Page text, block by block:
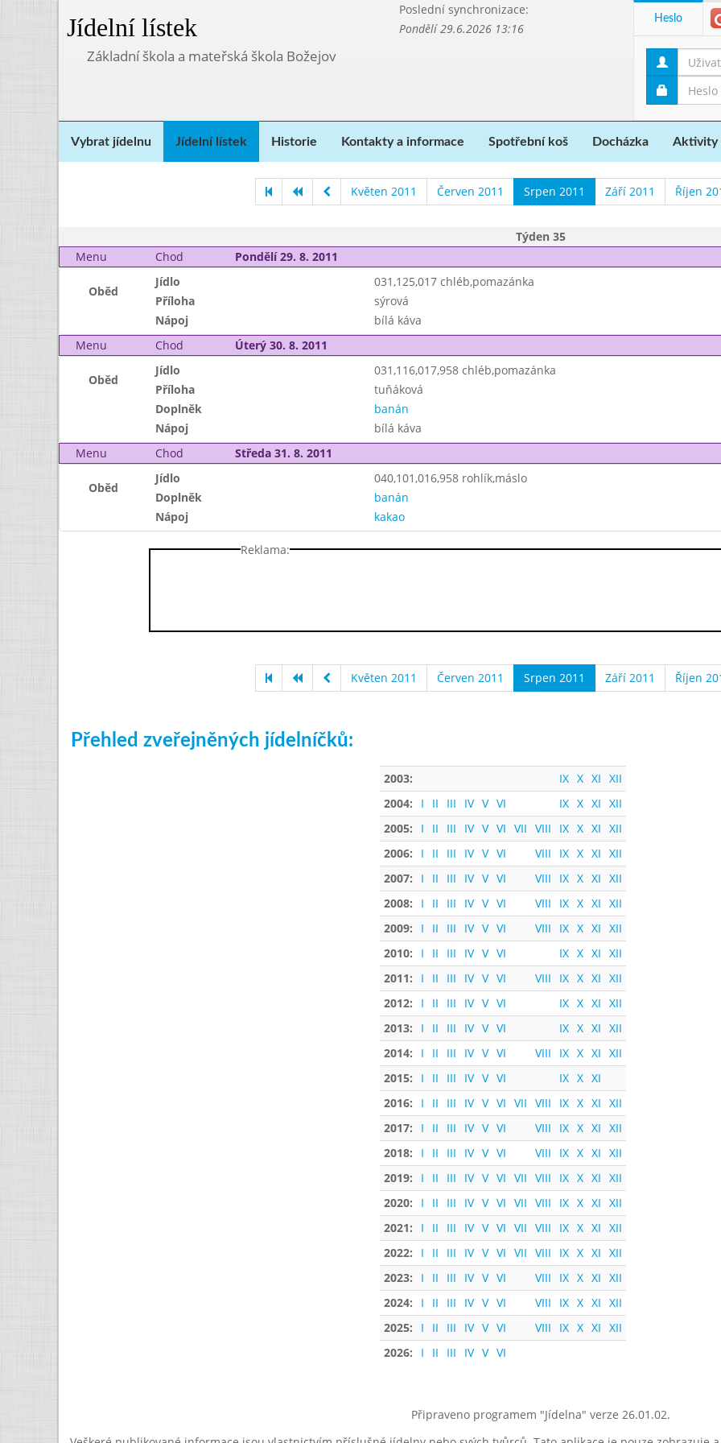
Jídelní lístek
Poslední synchronizace:
Pondělí 29.6.2026 13:16
Základní škola a mateřská škola Božejov
Heslo
Vybrat jídelnu Jídelní lístek Historie Kontakty a informace Spotřební koš Docházka Aktivity
Květen 2011 Červen 2011 Srpen 2011 Září 2011 Říjen
Týden 35
Menu
Chod Pondělí 29. 8. 2011
Oběd
Jídlo
031,125,017 chléb,pomazánka
Příloha
sýrová
Nápoj
bílá káva
Menu
Chod Úterý 30. 8. 2011
Oběd
Jídlo
031,116,017,958 chléb,pomazánka
Příloha
tuňáková
Doplněk
banán
Nápoj
bílá káva
Menu
Chod Středa 31. 8. 2011
Oběd
Jídlo
040,101,016,958 rohlík,máslo
Doplněk
banán
Nápoj
kakao
Reklama:
Květen 2011 Červen 2011 Srpen 2011 Září 2011 Říjen
Přehled zveřejněných jídelníčků:
2003: IX X XI XII
2004:
I II III IV V VI IX X XI XII
2005:
I II III IV V VI VII VIII IX X XI XII
2006:
I II III IV V VI VIII IX X XI XII
2007:
I II III IV V VI VIII IX X XI XII
2008:
I II III IV V VI VIII IX X XI XII
2009:
I II III IV V VI VIII IX X XI XII
2010:
I II III IV V VI IX X XI XII
2011:
I II III IV V VI VIII IX X XI XII
2012:
I II III IV V VI IX X XI XII
2013:
I II III IV V VI IX X XI XII
2014:
I II III IV V VI VIII IX X XI XII
2015:
I II III IV V VI IX X XI
2016:
I II III IV V VI VII VIII IX X XI XII
2017:
I II III IV V VI VIII IX X XI XII
2018:
I II III IV V VI VIII IX X XI XII
2019:
I II III IV V VI VII VIII IX X XI XII
2020:
I II III IV V VI VII VIII IX X XI XII
2021:
I II III IV V VI VII VIII IX X XI XII
2022:
I II III IV V VI VII VIII IX X XI XII
2023:
I II III IV V VI VIII IX X XI XII
2024:
I II III IV V VI VIII IX X XI XII
2025:
I II III IV V VI VIII IX X XI XII
2026:
I II III IV V VI
Připraveno programem "Jídelna" verze 26.01.02.